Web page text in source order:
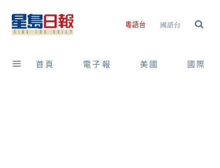
content
粵語台 國語台
首頁 電子報 美國 國際